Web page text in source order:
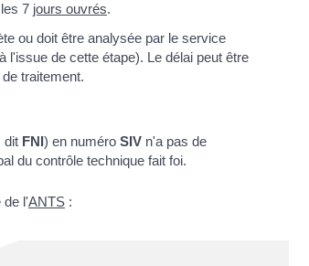
7 jours ouvrés.
ou doit être analysée par le service
l'issue de cette étape). Le délai peut être
traitement.
dit FNI) en numéroSIV n'a pas de
du contrôle technique fait foi.
de l'ANTS :